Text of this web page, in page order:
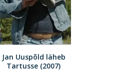
Jan Uuspõld läheb
Tartusse (2007)